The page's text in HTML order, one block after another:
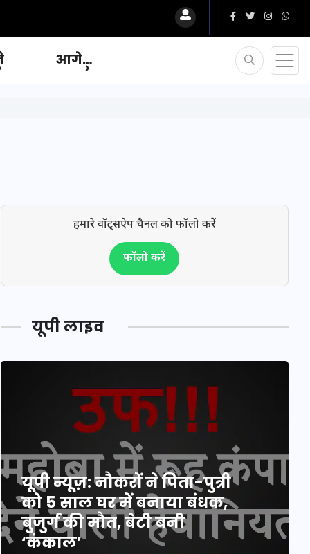
आगे…
हमारे वॉट्सऐप चैनल को फॉलो करें
फॉलो करें
यूपी लाइव
यूपी न्यूज़: नौकरों ने पिता-पुत्री
को 5 साल घर में बनाया बंधक,
बुजुर्ग की मौत, बेटी बनी
‘कंकाल’